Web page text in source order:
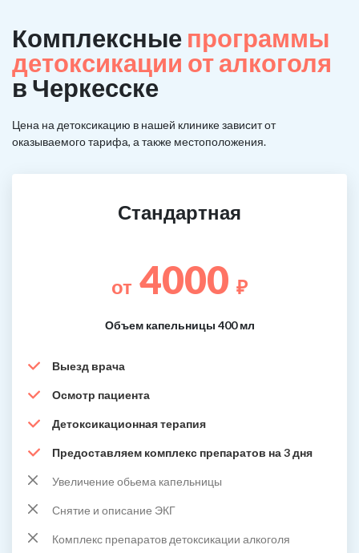
Комплексные программы
детоксикации от алкоголя
в Черкесске
Цена на детоксикацию в нашей клинике зависит от
оказываемого тарифа, а также местоположения.
Стандартная
от 4000 ₽
Объем капельницы 400 мл
Выезд врача
Осмотр пациента
Детоксикационная терапия
Предоставляем комплекс препаратов на 3 дня
Увеличение обьема капельницы
Снятие и описание ЭКГ
Комплекс препаратов детоксикации алкоголя